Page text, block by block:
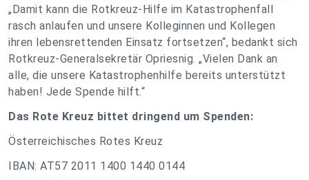
„Damit kann die Rotkreuz-Hilfe im Katastrophenfall
rasch anlaufen und unsere Kolleginnen und Kollegen
ihren lebensrettenden Einsatz fortsetzen“, bedankt sich
Rotkreuz-Generalsekretär Opriesnig. „Vielen Dank an
alle, die unsere Katastrophenhilfe bereits unterstützt
haben! Jede Spende hilft.“
Das Rote Kreuz bittet dringend um Spenden:
Österreichisches Rotes Kreuz
IBAN: AT57 2011 1400 1440 0144